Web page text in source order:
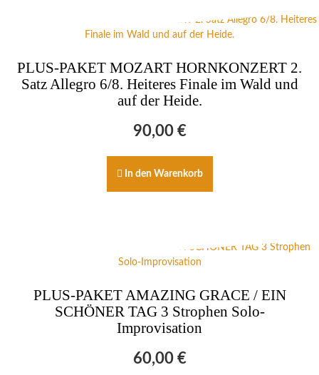
PLUS-PAKET MOZART HORNKONZERT 2.
Satz Allegro 6/8. Heiteres Finale im Wald und
auf der Heide.
90,00 €
In den Warenkorb
PLUS-PAKET AMAZING GRACE / EIN
SCHÖNER TAG 3 Strophen Solo-
Improvisation
60,00 €